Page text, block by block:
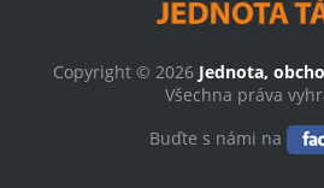
Copyright © 2026 Jednota,
Všechna práva
Buďte s námi na